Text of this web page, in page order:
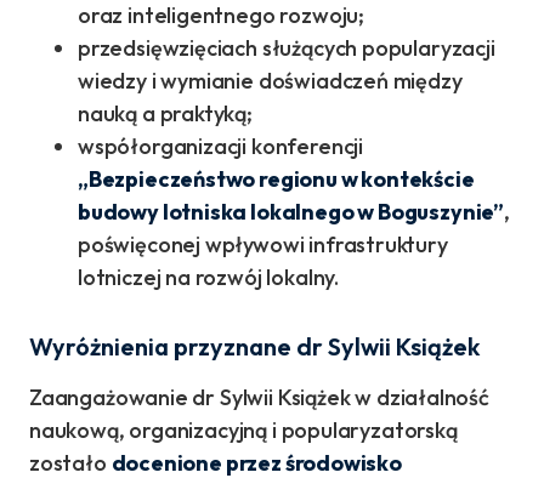
oraz inteligentnego rozwoju;
przedsięwzięciach służących popularyzacji
wiedzy i wymianie doświadczeń między
nauką a praktyką;
współorganizacji konferencji
„Bezpieczeństwo regionu w kontekście
budowy lotniska lokalnego w Boguszynie”,
poświęconej wpływowi infrastruktury
lotniczej na rozwój lokalny.
Wyróżnienia przyznane dr Sylwii Książek
Zaangażowanie dr Sylwii Książek w działalność
naukową, organizacyjną i popularyzatorską
zostało docenione przez środowisko